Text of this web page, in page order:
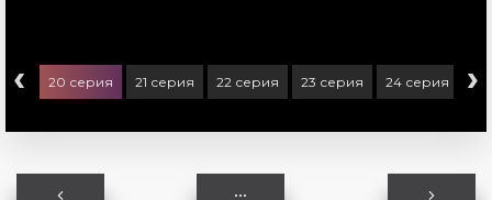
‹ 20 серия 21 серия 22 серия 23 серия 24 серия 25
›